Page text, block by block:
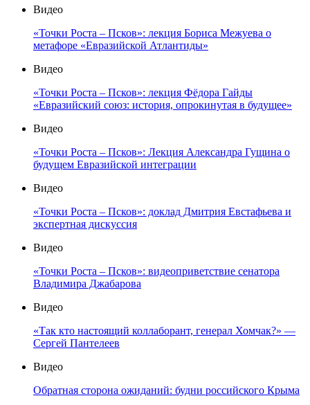
Видео
«Точки Роста – Псков»: лекция Бориса Межуева о
метафоре «Евразийской Атлантиды»
Видео
«Точки Роста – Псков»: лекция Фёдора Гайды
«Евразийский союз: история, опрокинутая в будущее»
Видео
«Точки Роста – Псков»: Лекция Александра Гущина о
будущем Евразийской интеграции
Видео
«Точки Роста – Псков»: доклад Дмитрия Евстафьева и
экспертная дискуссия
Видео
«Точки Роста – Псков»: видеоприветствие сенатора
Владимира Джабарова
Видео
«Так кто настоящий коллаборант, генерал Хомчак?» —
Сергей Пантелеев
Видео
Обратная сторона ожиданий: будни российского Крыма